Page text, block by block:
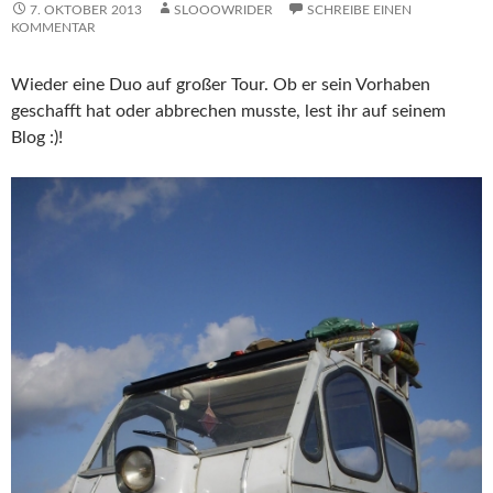
7. OKTOBER 2013 SLOOOWRIDER
SCHREIBE EINEN
KOMMENTAR
Wieder eine Duo auf großer Tour. Ob er sein Vorhaben
geschafft hat oder abbrechen musste, lest ihr auf seinem
Blog :)!